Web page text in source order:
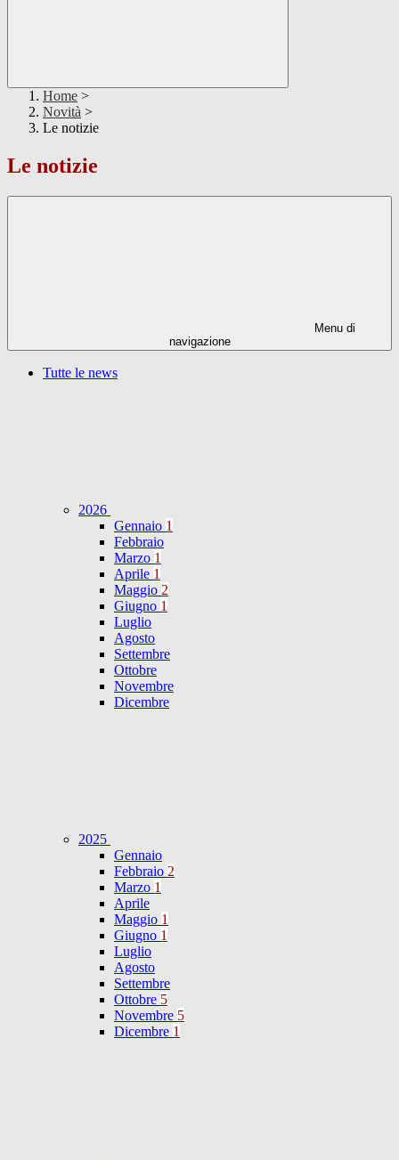
Home >
Novità >
Le notizie
Le notizie
Menu di
navigazione
Tutte le news
2026
Gennaio 1
Febbraio
Marzo 1
Aprile 1
Maggio 2
Giugno 1
Luglio
Agosto
Settembre
Ottobre
Novembre
Dicembre
2025
Gennaio
Febbraio 2
Marzo 1
Aprile
Maggio 1
Giugno 1
Luglio
Agosto
Settembre
Ottobre 5
Novembre 5
Dicembre 1